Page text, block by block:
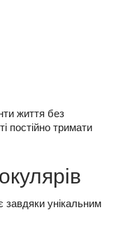
життя без
постійно тримати
завдяки унікальним